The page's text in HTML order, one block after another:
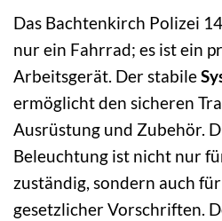
Das Bachtenkirch Polizei
nur ein Fahrrad; es ist ein
Arbeitsgerät. Der stabile
ermöglicht den sicheren
Ausrüstung und Zubehör.
Beleuchtung ist nicht nur
zuständig, sondern auch
gesetzlicher Vorschriften.